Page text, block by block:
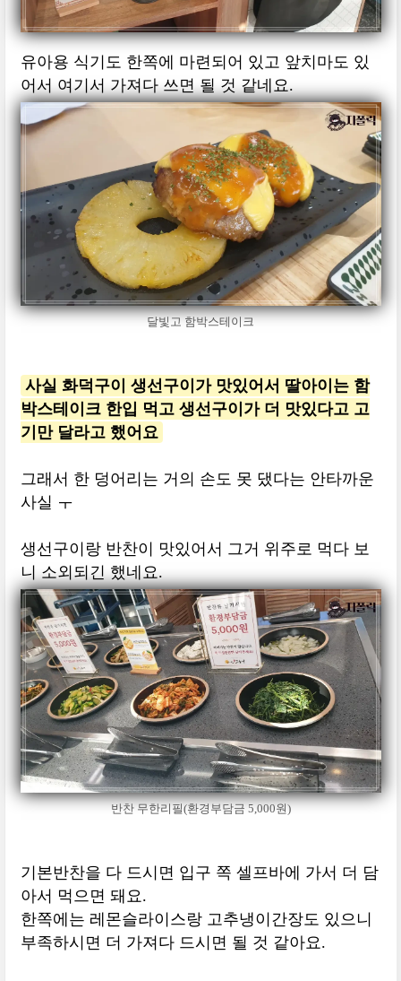
유아용 식기도 한쪽에 마련되어 있고 앞치마도 있
어서 여기서 가져다 쓰면 될 것 같네요.
달빛고 함박스테이크
사실 화덕구이 생선구이가 맛있어서 딸아이는 함
박스테이크 한입 먹고 생선구이가 더 맛있다고 고
기만 달라고 했어요
그래서 한 덩어리는 거의 손도 못 댔다는 안타까운
사실 ㅜ
생선구이랑 반찬이 맛있어서 그거 위주로 먹다 보
니 소외되긴 했네요.
반찬 무한리필(환경부담금 5,000원)
기본반찬을 다 드시면 입구 쪽 셀프바에 가서 더 담
아서 먹으면 돼요.
한쪽에는 레몬슬라이스랑 고추냉이간장도 있으니
부족하시면 더 가져다 드시면 될 것 같아요.